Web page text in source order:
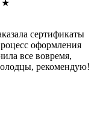
★
сертификаты
оформления
все вовремя,
рекомендую!